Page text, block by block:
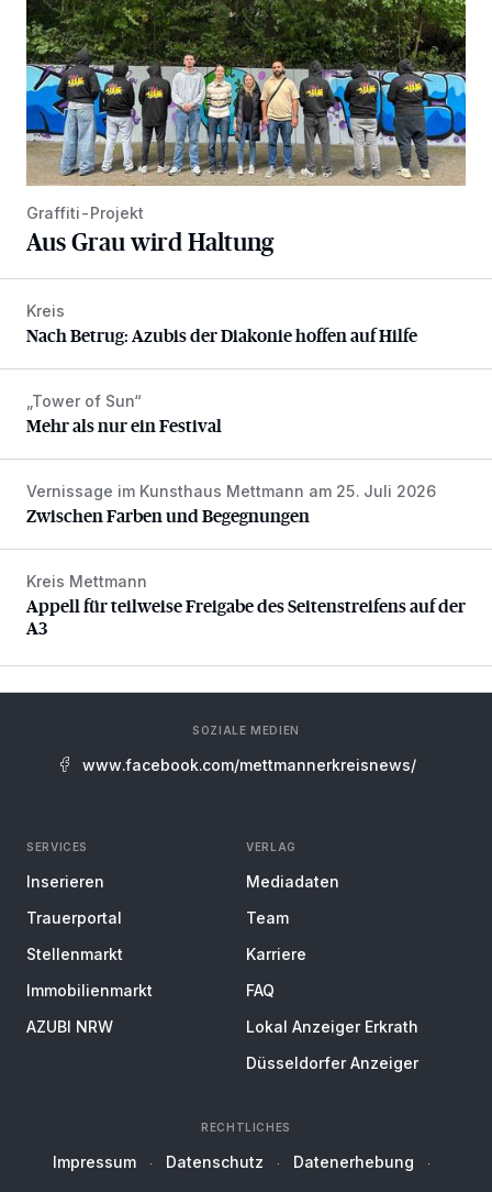
Graffiti-Projekt
Aus Grau wird Haltung
Nach Betrug: Azubis der Diakonie hoffen auf Hilfe
Kreis
Nach Betrug: Azubis der Diakonie hoffen auf Hilfe
Mehr als nur ein Festival
„Tower of Sun“
Mehr als nur ein Festival
Zwischen Farben und Begegnungen
Vernissage im Kunsthaus Mettmann am 25. Juli 2026
Zwischen Farben und Begegnungen
Appell für teilweise Freigabe des Seitenstreifens auf der A3
Kreis Mettmann
Appell für teilweise Freigabe des Seitenstreifens auf der
A3
SOZIALE MEDIEN
www.facebook.com/mettmannerkreisnews/
SERVICES
Inserieren
Trauerportal
Stellenmarkt
Immobilienmarkt
AZUBI NRW
VERLAG
Mediadaten
Team
Karriere
FAQ
Lokal Anzeiger Erkrath
Düsseldorfer Anzeiger
RECHTLICHES
Impressum Datenschutz
Datenerhebung